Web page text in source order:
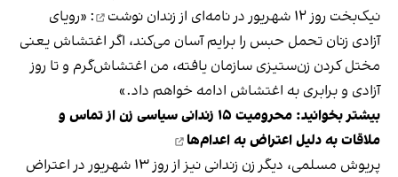
نیک‌بخت روز ۱۲ شهریور در نامه‌ای از زندان
نوشت
: «رویای
آزادی زنان تحمل حبس را برایم آسان می‌کند، اگر اغتشاش یعنی
مختل کردن زن‌ستیزی سازمان یافته، من اغتشاش‌گرم و تا روز
آزادی و برابری به اغتشاش ادامه خواهم داد.»
بیشتر بخوانید:
محرومیت ۱۵ زندانی سیاسی زن از تماس و
ملاقات به دلیل اعتراض به اعدام‌ها
پریوش مسلمی، دیگر زن زندانی نیز از روز ۱۳ شهریور در اعتراض